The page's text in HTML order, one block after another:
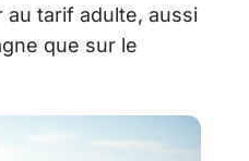
tarif adulte, aussi
que sur le